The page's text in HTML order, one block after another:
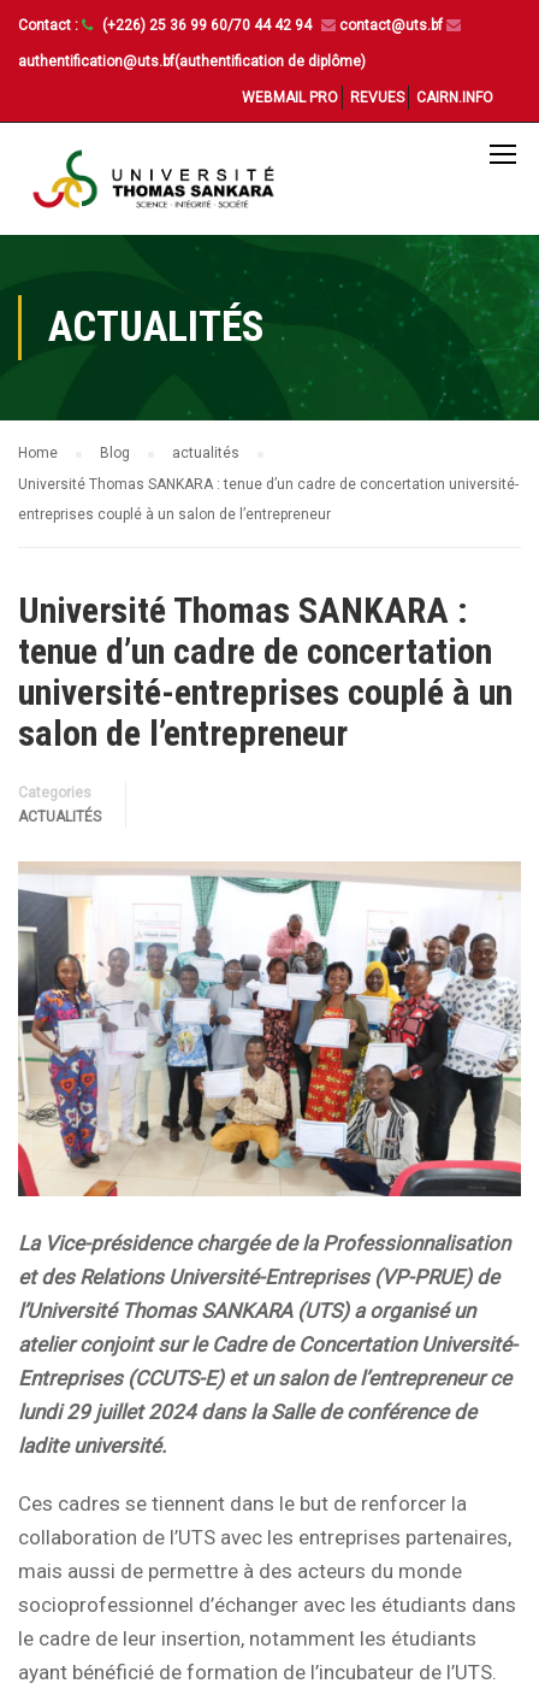
Contact : (+226) 25 36 99 60/70 44 42 94 contact@uts.bf
authentification@uts.bf(authentification de diplôme)
WEBMAIL PRO REVUES CAIRN.INFO
ACTUALITÉS
Home Blog
actualités
Université Thomas SANKARA : tenue d’un cadre de concertation université-
entreprises couplé à un salon de l’entrepreneur
Université Thomas SANKARA :
tenue d’un cadre de concertation
université-entreprises couplé à un
salon de l’entrepreneur
Categories
ACTUALITÉS
La Vice-présidence chargée de la Professionnalisation
et des Relations Université-Entreprises (VP-PRUE) de
l’Université Thomas SANKARA (UTS) a organisé un
atelier conjoint sur le Cadre de Concertation Université-
Entreprises (CCUTS-E) et un salon de l’entrepreneur ce
lundi 29 juillet 2024 dans la Salle de conférence de
ladite université.
Ces cadres se tiennent dans le but de renforcer la
collaboration de l’UTS avec les entreprises partenaires,
mais aussi de permettre à des acteurs du monde
socioprofessionnel d’échanger avec les étudiants dans
le cadre de leur insertion, notamment les étudiants
ayant bénéficié de formation de l’incubateur de l’UTS.